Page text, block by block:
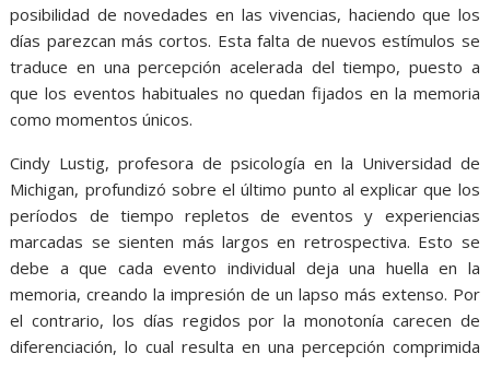
posibilidad de novedades en las vivencias, haciendo que los
días parezcan más cortos. Esta falta de nuevos estímulos se
traduce en una percepción acelerada del tiempo, puesto a
que los eventos habituales no quedan fijados en la memoria
como momentos únicos.
Cindy Lustig, profesora de psicología en la Universidad de
Michigan, profundizó sobre el último punto al explicar que los
períodos de tiempo repletos de eventos y experiencias
marcadas se sienten más largos en retrospectiva. Esto se
debe a que cada evento individual deja una huella en la
memoria, creando la impresión de un lapso más extenso. Por
el contrario, los días regidos por la monotonía carecen de
diferenciación, lo cual resulta en una percepción comprimida